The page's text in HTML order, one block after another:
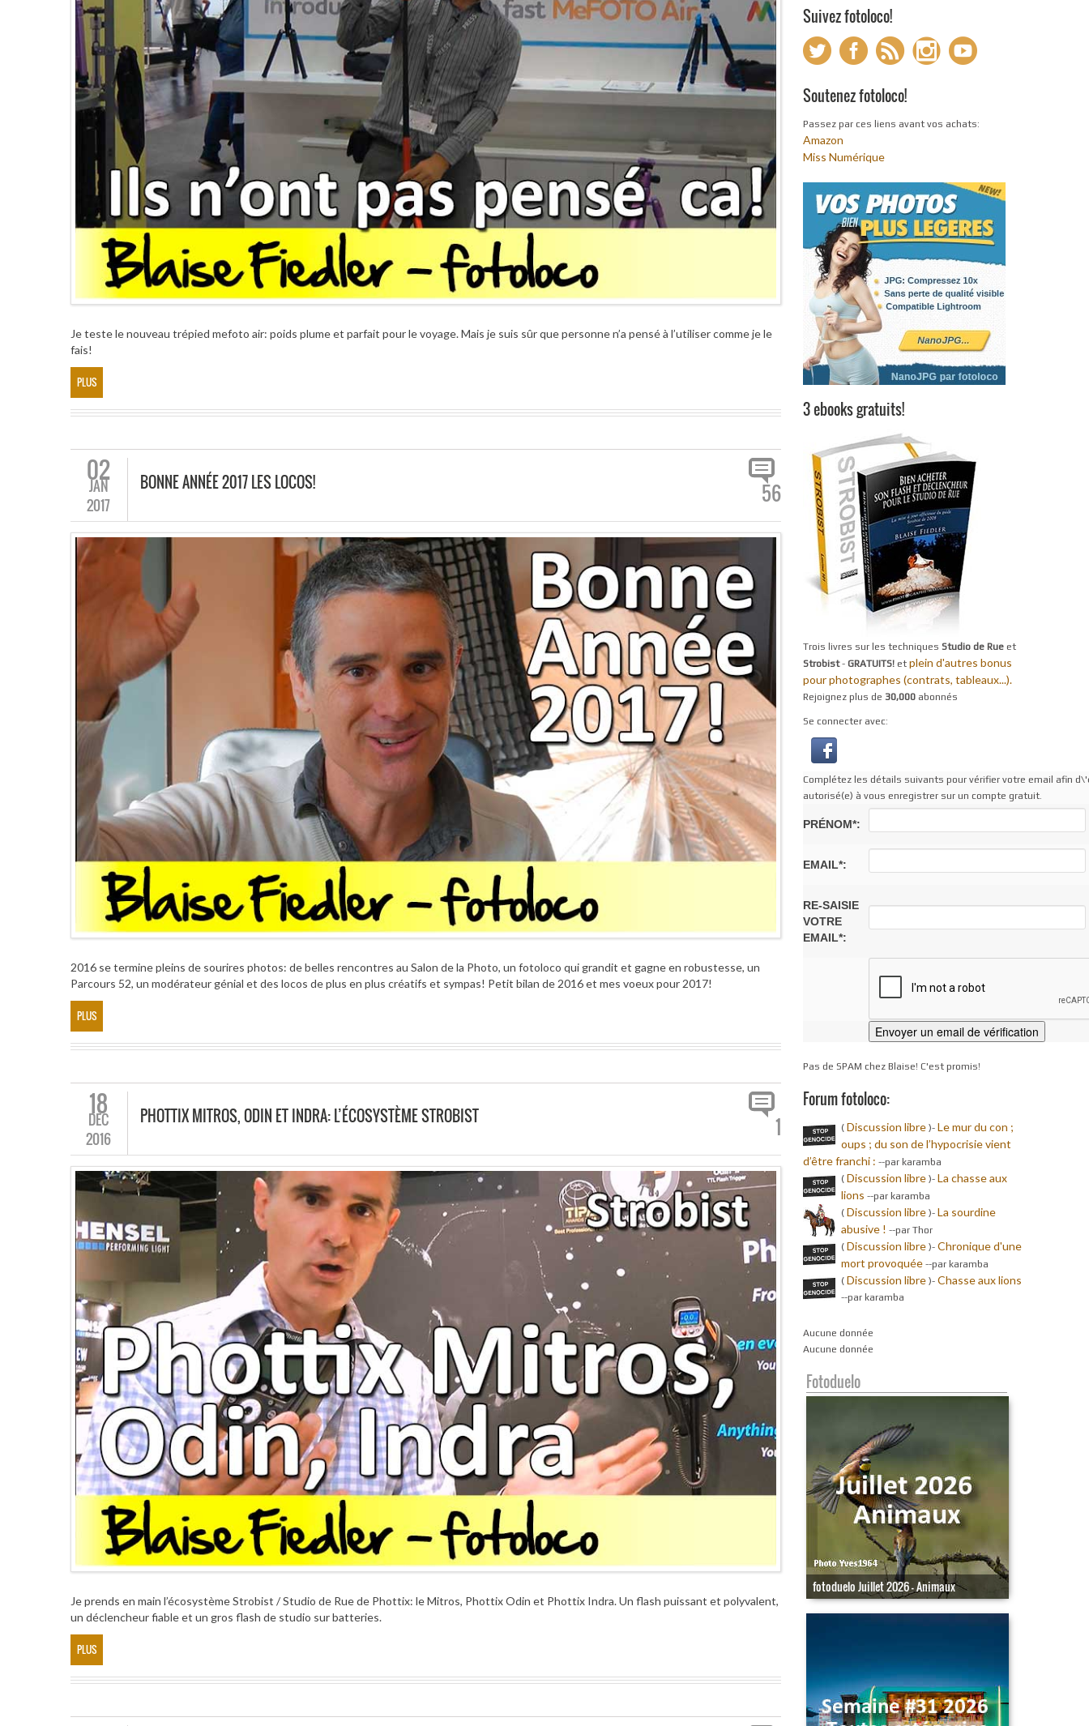
Je teste le nouveau trépied mefoto air: poids plume et parfait pour le voyage. Mais je suis sûr que personne n’a pensé à l’utiliser comme je le
fais!
PLUS
02
JAN
2017
BONNE ANNÉE 2017 LES LOCOS! 56
2016 se termine pleins de sourires photos: de belles rencontres au Salon de la Photo, un fotoloco qui grandit et gagne en robustesse, un
Parcours 52, un modérateur génial et des locos de plus en plus créatifs et sympas! Petit bilan de 2016 et mes voeux pour 2017!
PLUS
18
DÉC
2016
PHOTTIX MITROS, ODIN ET INDRA: L’ÉCOSYSTÈME STROBIST 1
Je prends en main l’écosystème Strobist / Studio de Rue de Phottix: le Mitros, Phottix Odin et Phottix Indra. Un flash puissant et polyvalent,
un déclencheur fiable et un gros flash de studio sur batteries.
PLUS
Suivez fotoloco!
Soutenez fotoloco!
Passez par ces liens avant vos achats:
Amazon
Miss Numérique
3 ebooks gratuits!
Trois livres sur les techniques Studio de Rueet
Strobist- GRATUITS! et plein d'autres bonus
pour photographes (contrats, tableaux...).
Rejoignez plus de 30,000abonnés
Se connecter avec:
Complétez les détails suivants pour vérifier votre email afin
autorisé(e) à vous enregistrer sur un compte gratuit.
PRÉNOM*:
EMAIL*:
RE-SAISIE
VOTRE
EMAIL*:
Pas de SPAM chez Blaise! C'est promis!
Forum fotoloco:
( Discussion libre)- Le mur du con ;
oups ; du son de l’hypocrisie vient
d’être franchi : --par karamba
( Discussion libre)- La chasse aux
lions --par karamba
( Discussion libre)- La sourdine
abusive ! --par Thor
( Discussion libre)- Chronique d'une
mort provoquée--par karamba
( Discussion libre)- Chasse aux lions
--par karamba
Aucune donnée
Aucune donnée
Fotoduelo
fotoduelo Juillet 2026 - Animaux